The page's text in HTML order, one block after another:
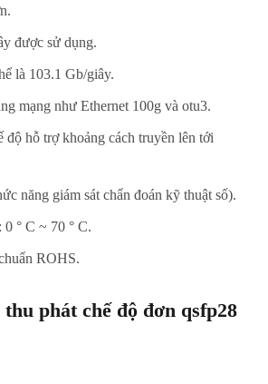
được sử dụng.
là 103.1 Gb/giây.
mạng như Ethernet 100g và otu3.
độ hỗ trợ khoảng cách truyền lên tới
năng giám sát chẩn đoán kỹ thuật số).
° C ~ 70 ° C.
ROHS.
phát chế độ đơn qsfp28